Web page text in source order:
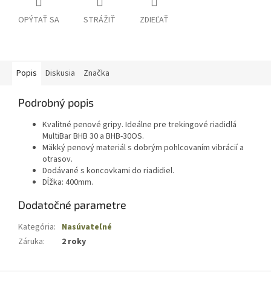
OPÝTAŤ SA STRÁŽIŤ ZDIEĽAŤ
Popis Diskusia Značka
Podrobný popis
Kvalitné penové gripy. Ideálne pre trekingové riadidlá
MultiBar BHB 30 a BHB-30OS.
Mäkký penový materiál s dobrým pohlcovaním vibrácií a
otrasov.
Dodávané s koncovkami do riadidiel.
Dĺžka: 400mm.
Dodatočné parametre
Kategória: Nasúvateľné
Záruka: 2 roky